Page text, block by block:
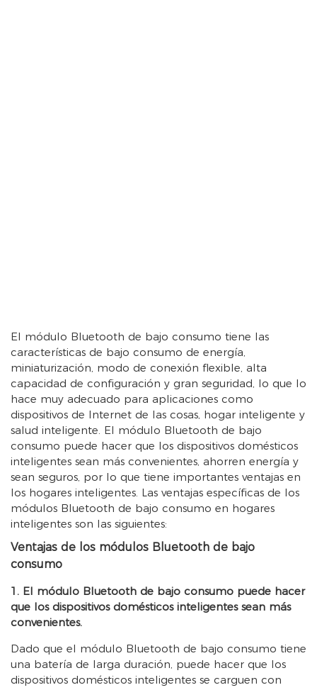
El módulo Bluetooth de bajo consumo tiene las
características de bajo consumo de energía,
miniaturización, modo de conexión flexible, alta
capacidad de configuración y gran seguridad, lo que lo
hace muy adecuado para aplicaciones como
dispositivos de Internet de las cosas, hogar inteligente y
salud inteligente. El módulo Bluetooth de bajo
consumo puede hacer que los dispositivos domésticos
inteligentes sean más convenientes, ahorren energía y
sean seguros, por lo que tiene importantes ventajas en
los hogares inteligentes. Las ventajas específicas de los
módulos Bluetooth de bajo consumo en hogares
inteligentes son las siguientes:
Ventajas de los módulos Bluetooth de bajo
consumo
1. El módulo Bluetooth de bajo consumo puede hacer
que los dispositivos domésticos inteligentes sean más
convenientes.
Dado que el módulo Bluetooth de bajo consumo tiene
una batería de larga duración, puede hacer que los
dispositivos domésticos inteligentes se carguen con